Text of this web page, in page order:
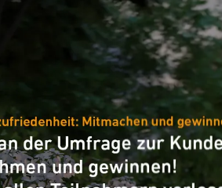
Sensor-LED-Außenleuchte
L 271 digi SC
XLED